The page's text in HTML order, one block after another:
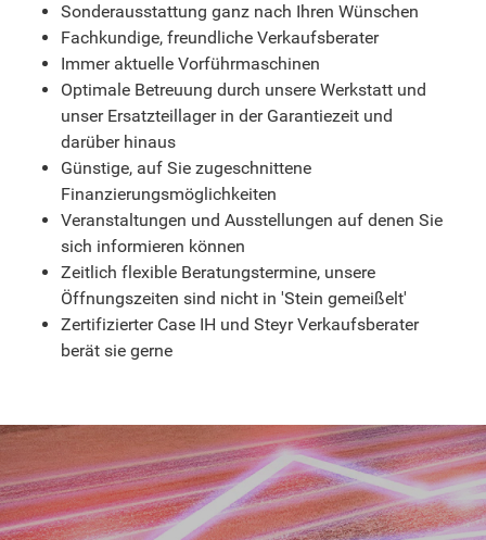
Sonderausstattung ganz nach Ihren Wünschen
Fachkundige, freundliche Verkaufsberater
Immer aktuelle Vorführmaschinen
Optimale Betreuung durch unsere Werkstatt und
unser Ersatzteillager in der Garantiezeit und
darüber hinaus
Günstige, auf Sie zugeschnittene
Finanzierungsmöglichkeiten
Veranstaltungen und Ausstellungen auf denen Sie
sich informieren können
Zeitlich flexible Beratungstermine, unsere
Öffnungszeiten sind nicht in 'Stein gemeißelt'
Zertifizierter Case IH und Steyr Verkaufsberater
berät sie gerne